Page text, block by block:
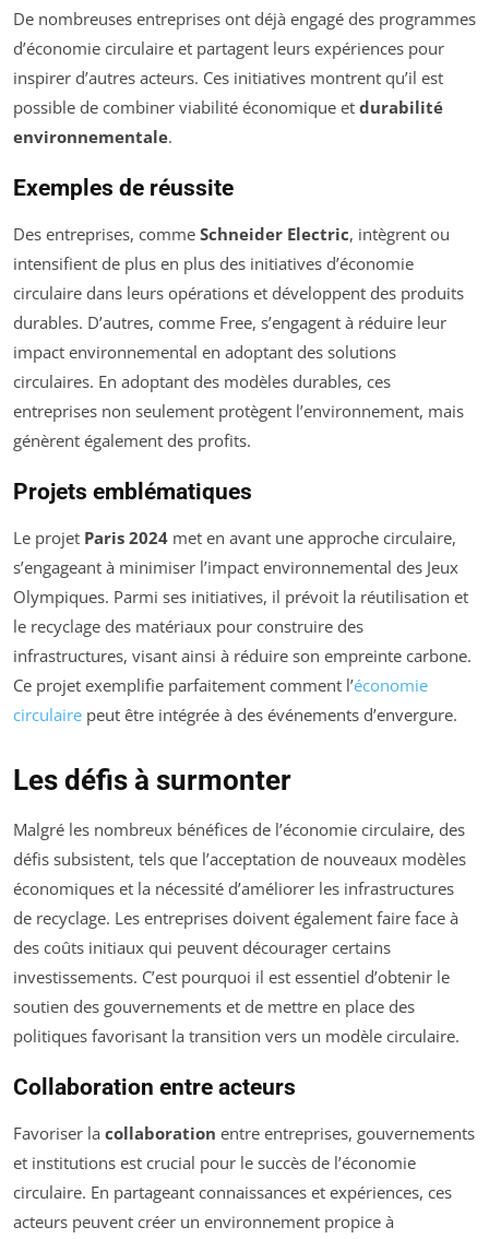
De nombreuses entreprises ont déjà engagé des programmes
d’économie circulaire et partagent leurs expériences pour
inspirer d’autres acteurs. Ces initiatives montrent qu’il est
possible de combiner viabilité économique et durabilité
environnementale.
Exemples de réussite
Des entreprises, comme Schneider Electric, intègrent ou
intensifient de plus en plus des initiatives d’économie
circulaire dans leurs opérations et développent des produits
durables. D’autres, comme Free, s’engagent à réduire leur
impact environnemental en adoptant des solutions
circulaires. En adoptant des modèles durables, ces
entreprises non seulement protègent l’environnement, mais
génèrent également des profits.
Projets emblématiques
Le projet Paris 2024 met en avant une approche circulaire,
s’engageant à minimiser l’impact environnemental des Jeux
Olympiques. Parmi ses initiatives, il prévoit la réutilisation et
le recyclage des matériaux pour construire des
infrastructures, visant ainsi à réduire son empreinte carbone.
Ce projet exemplifie parfaitement comment l’économie
circulaire peut être intégrée à des événements d’envergure.
Les défis à surmonter
Malgré les nombreux bénéfices de l’économie circulaire, des
défis subsistent, tels que l’acceptation de nouveaux modèles
économiques et la nécessité d’améliorer les infrastructures
de recyclage. Les entreprises doivent également faire face à
des coûts initiaux qui peuvent décourager certains
investissements. C’est pourquoi il est essentiel d’obtenir le
soutien des gouvernements et de mettre en place des
politiques favorisant la transition vers un modèle circulaire.
Collaboration entre acteurs
Favoriser la collaboration entre entreprises, gouvernements
et institutions est crucial pour le succès de l’économie
circulaire. En partageant connaissances et expériences, ces
acteurs peuvent créer un environnement propice à